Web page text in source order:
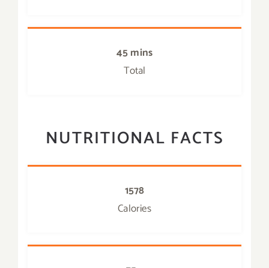
45 mins
Total
NUTRITIONAL FACTS
1578
Calories